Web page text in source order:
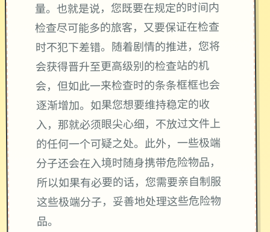
量。也就是说，您既要在规定的时间内
检查尽可能多的旅客，又要保证在检查
时不犯下差错。随着剧情的推进，您将
会获得晋升至更高级别的检查站的机
会，但如此一来检查时的条条框框也会
逐渐增加。如果您想要维持稳定的收
入，那就必须眼尖心细，不放过文件上
的任何一个可疑之处。此外，一些极端
分子还会在入境时随身携带危险物品，
所以如果有必要的话，您需要亲自制服
这些极端分子，妥善地处理这些危险物
品。